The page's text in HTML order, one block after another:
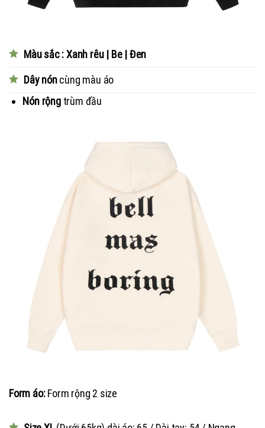
Màu sắc : Xanh rêu | Be | Đen
Dây nóncùng màu áo
Nón rộngtrùm đầu
Form áo:Form rộng 2 size